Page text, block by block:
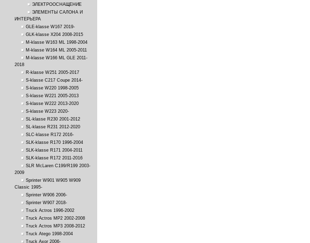
ЭЛЕКТРООСНАЩЕНИЕ
ЭЛЕМЕНТЫ САЛОНА И
ИНТЕРЬЕРА
GLE-klasse W167 2019-
GLK-klasse X204 2008-2015
M-klasse W163 ML 1998-2004
M-klasse W164 ML 2005-2011
M-klasse W166 ML GLE 2011-
2018
R-klasse W251 2005-2017
S-klasse C217 Coupe 2014-
S-klasse W220 1998-2005
S-klasse W221 2005-2013
S-klasse W222 2013-2020
S-klasse W223 2020-
SL-klasse R230 2001-2012
SL-klasse R231 2012-2020
SLC-klasse R172 2016-
SLK-klasse R170 1996-2004
SLK-klasse R171 2004-2011
SLK-klasse R172 2011-2016
SLR McLaren C199/R199 2003-
2009
Sprinter W901 W905 W909
Classic 1995-
Sprinter W906 2006-
Sprinter W907 2018-
Truck Actros 1996-2002
Truck Actros MP2 2002-2008
Truck Actros MP3 2008-2012
Truck Atego 1998-2004
Truck Axor 2006-